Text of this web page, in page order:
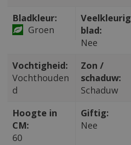
Bladkleur:
Groen
Veelkleurig
blad:
Nee
Vochtigheid:
Vochthouden
d
Zon /
schaduw:
Schaduw
Hoogte in
CM:
60
Giftig:
Nee